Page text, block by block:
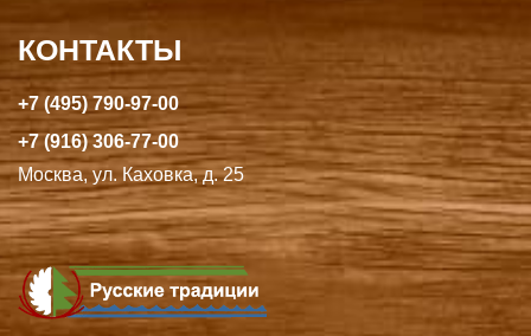
КОНТАКТЫ
+7 (495) 790-97-00
+7 (916) 306-77-00
Москва, ул. Каховка, д. 25